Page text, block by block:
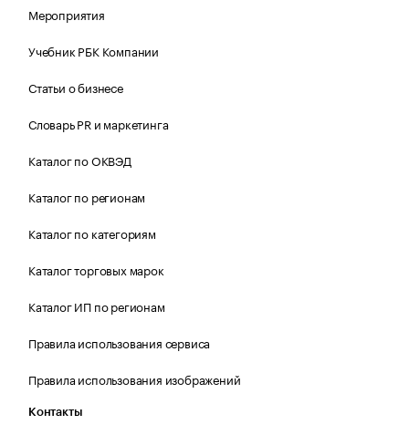
Мероприятия
Учебник РБК Компании
Статьи о бизнесе
Словарь PR и маркетинга
Каталог по ОКВЭД
Каталог по регионам
Каталог по категориям
Каталог торговых марок
Каталог ИП по регионам
Правила использования сервиса
Правила использования изображений
Контакты